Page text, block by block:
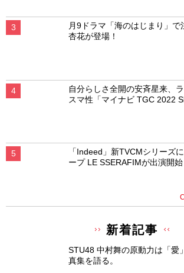
月9ドラマ「海のはじまり」で
杏花が登場！
自分らしさ全開の安斉星来、
スマ性「マイナビ TGC 2022
「Indeed」新TVCMシリーズ
ープ LE SSERAFIMが出演開始
新着記事
STU48 中村舞の原動力は「愛
真集を語る。